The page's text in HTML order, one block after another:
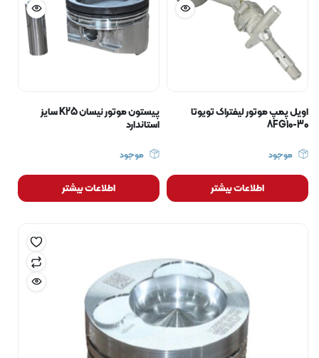
اویل پمپ موتور لیفتراک تویوتا
8FG10-30
موجود
اطلاعات بیشتر
پیستون موتور نیسان K25 سایز
استاندارد
موجود
اطلاعات بیشتر